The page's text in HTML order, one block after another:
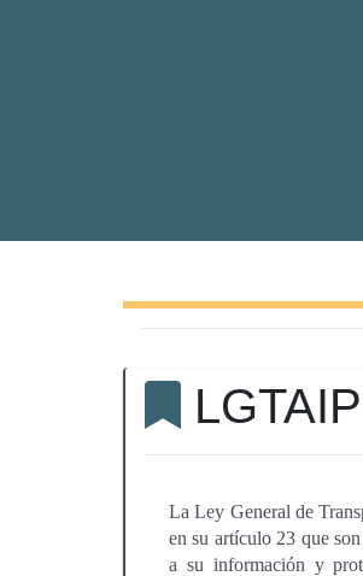
LGTAIP
La Ley General de
en su artículo 23 que
a su información y